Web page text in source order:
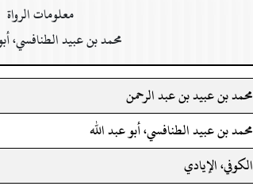
معلومات الرواة
محمد بن عبيد الطنافسي،
محمد بن عبيد بن عبد الرحمن
محمد بن عبيد الطنافسي، أبو عبد الله
الكوفي، الإيادي